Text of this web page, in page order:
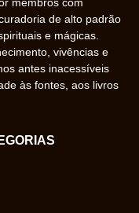
de alto padrão
e mágicas.
vivências e
antes inacessíveis
às fontes, aos livros